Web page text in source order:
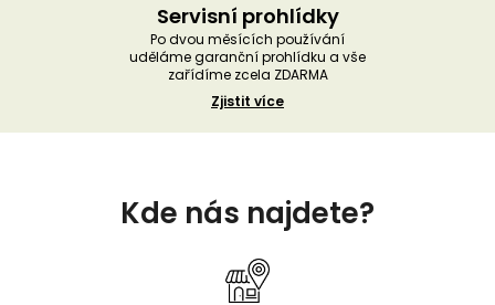
Servisní prohlídky
Po dvou měsících používání
uděláme garanční prohlídku a vše
zařídíme zcela ZDARMA
Zjistit více
Kde nás najdete?